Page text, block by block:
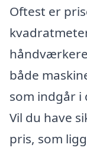
Oftest er
både
som indgår i
Vil du have
pris, som